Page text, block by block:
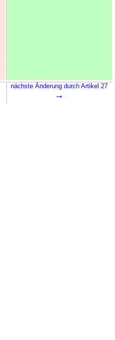
nächste Änderung durch Artikel 27
→